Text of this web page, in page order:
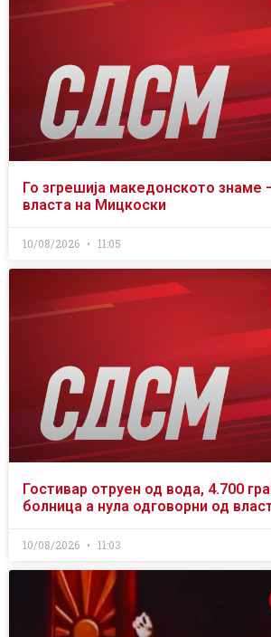
Го згрешија македонското знаме
власта на Мицкоски
10/08/2026 11:05
Гостивар отруен од вода, 4.700
болница а нула одговорни од
10/08/2026 11:03